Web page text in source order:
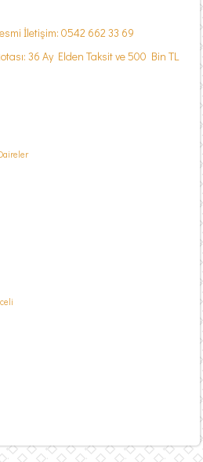
İletişim: 0542 662 33 69
36 Ay Elden Taksit ve 500 Bin TL